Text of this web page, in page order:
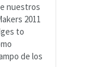
nuestros
2011
to
de los